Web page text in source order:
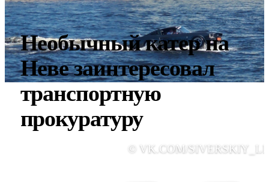
Необычный катер на
Неве заинтересовал
транспортную
прокуратуру
© VK.COM/